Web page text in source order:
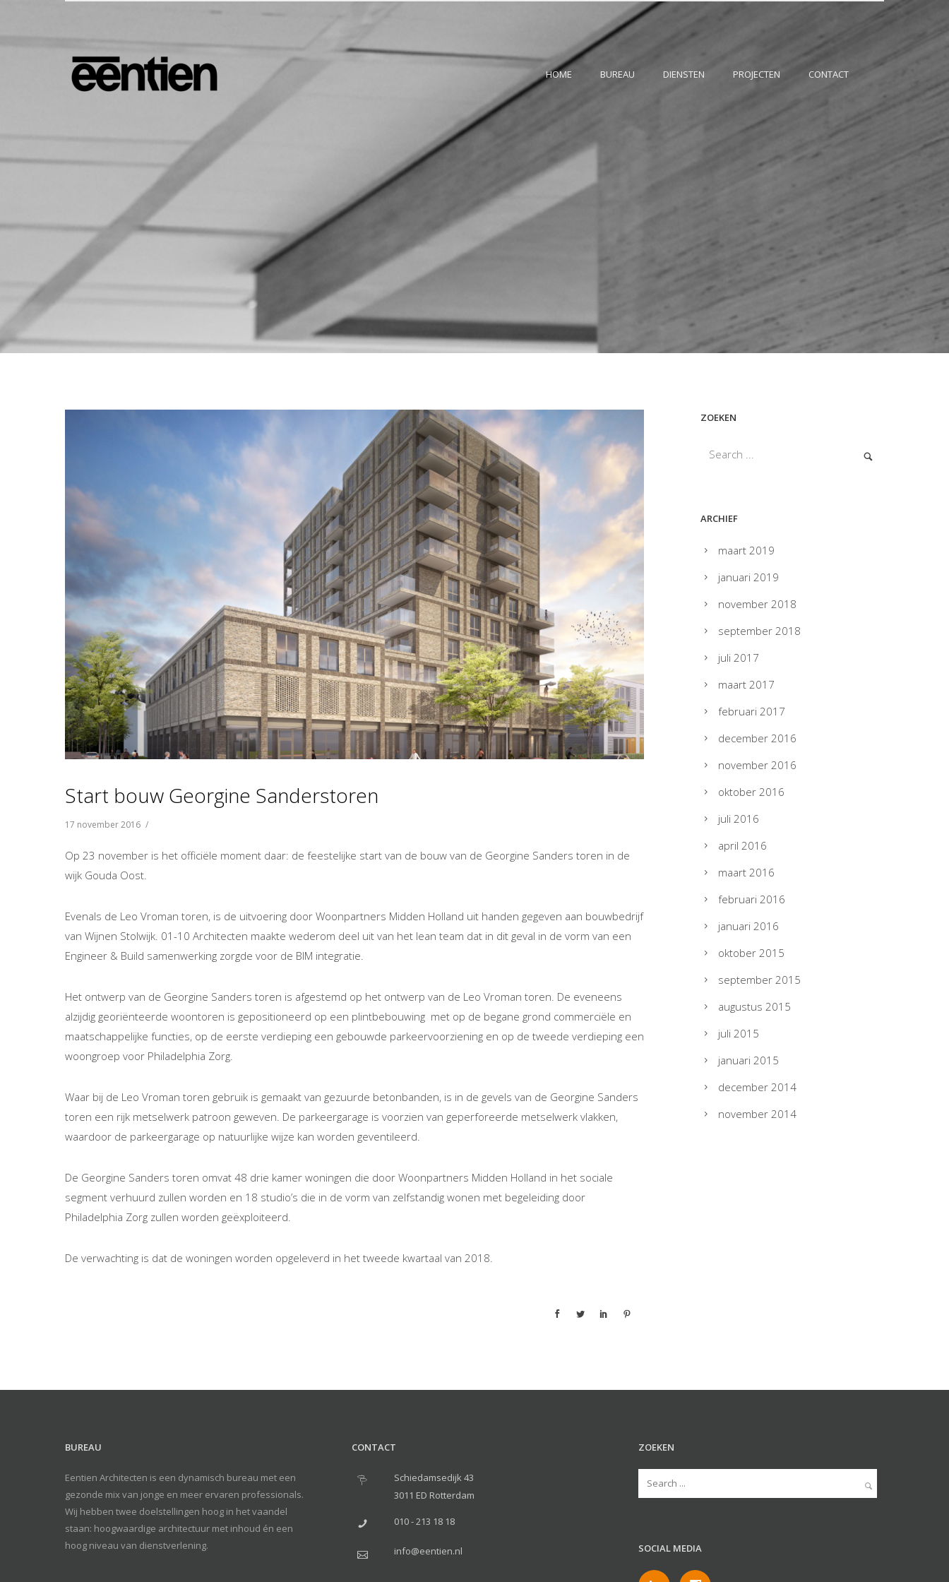
HOME BUREAU DIENSTEN PROJECTEN CONTACT
Start bouw Georgine Sanderstoren
17 november 2016 /
Op 23 november is het officiële moment daar: de feestelijke start van de bouw van de Georgine Sanders toren in de
wijk Gouda Oost.
Evenals de Leo Vroman toren, is de uitvoering door Woonpartners Midden Holland uit handen gegeven aan bouwbedrijf
van Wijnen Stolwijk. 01-10 Architecten maakte wederom deel uit van het lean team dat in dit geval in de vorm van een
Engineer & Build samenwerking zorgde voor de BIM integratie.
Het ontwerp van de Georgine Sanders toren is afgestemd op het ontwerp van de Leo Vroman toren. De eveneens
alzijdig georiënteerde woontoren is gepositioneerd op een plintbebouwing met op de begane grond commerciële en
maatschappelijke functies, op de eerste verdieping een gebouwde parkeervoorziening en op de tweede verdieping een
woongroep voor Philadelphia Zorg.
Waar bij de Leo Vroman toren gebruik is gemaakt van gezuurde betonbanden, is in de gevels van de Georgine Sanders
toren een rijk metselwerk patroon geweven. De parkeergarage is voorzien van geperforeerde metselwerk vlakken,
waardoor de parkeergarage op natuurlijke wijze kan worden geventileerd.
De Georgine Sanders toren omvat 48 drie kamer woningen die door Woonpartners Midden Holland in het sociale
segment verhuurd zullen worden en 18 studio’s die in de vorm van zelfstandig wonen met begeleiding door
Philadelphia Zorg zullen worden geëxploiteerd.
De verwachting is dat de woningen worden opgeleverd in het tweede kwartaal van 2018.
ZOEKEN
ARCHIEF
maart 2019
januari 2019
november 2018
september 2018
juli 2017
maart 2017
februari 2017
december 2016
november 2016
oktober 2016
juli 2016
april 2016
maart 2016
februari 2016
januari 2016
oktober 2015
september 2015
augustus 2015
juli 2015
januari 2015
december 2014
november 2014
BUREAU
Eentien Architecten is een dynamisch bureau met een
gezonde mix van jonge en meer ervaren professionals.
Wij hebben twee doelstellingen hoog in het vaandel
staan: hoogwaardige architectuur met inhoud én een
hoog niveau van dienstverlening.
CONTACT
Schiedamsedijk 43
3011 ED Rotterdam
010 - 213 18 18
info@eentien.nl
ZOEKEN
SOCIAL MEDIA